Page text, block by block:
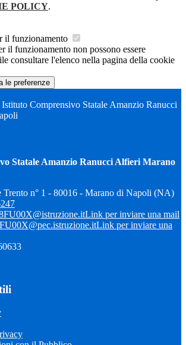
POLICY.
il funzionamento
il funzionamento non possono essere
consultare l'elenco nella pagina della cookie
le preferenze
Istituto Comprensivo Statale Amanzio Ranucci
Statale Amanzio Ranucci Alfieri Marano
Trento n° 1 - 80016 - Marano di Napoli (NA)
Link per inviare una mail
Link per inviare una